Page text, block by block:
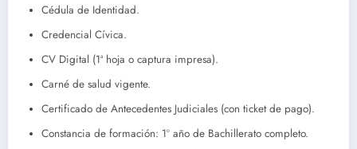
Cédula de Identidad.
Credencial Cívica.
CV Digital (1ª hoja o captura impresa).
Carné de salud vigente.
Certificado de Antecedentes Judiciales (con ticket de pago).
Constancia de formación: 1º año de Bachillerato completo.